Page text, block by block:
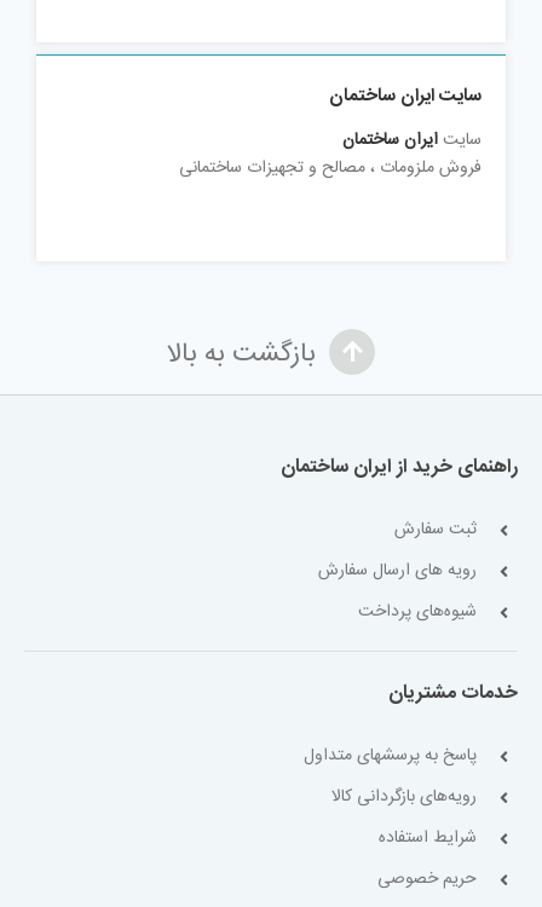
سایت ایران ساختمان
سایتایران ساختمان
فروش ملزومات ، مصالح و تجهیزات ساختمانی
بازگشت به بالا
راهنمای خرید از ایران ساختمان
ثبت سفارش
رویه های ارسال سفارش
شیوه‌های پرداخت
خدمات مشتریان
پاسخ به پرسشهای متداول
رویه‌های بازگردانی کالا
شرایط استفاده
حریم خصوصی